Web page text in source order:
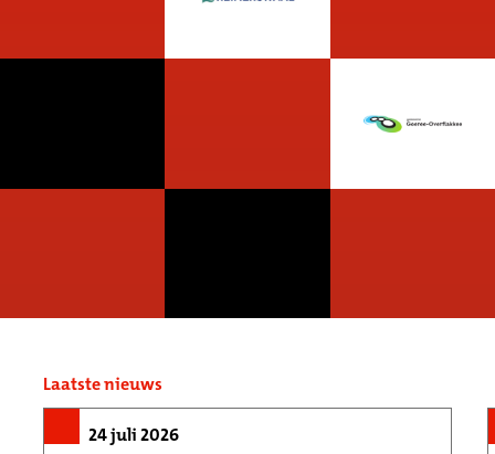
Laatste nieuws
24 juli 2026